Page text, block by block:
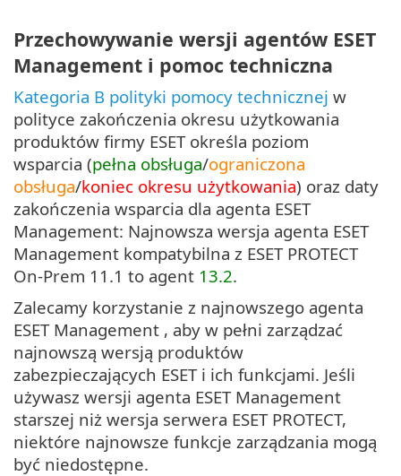
Przechowywanie wersji agentów ESET
Management i pomoc techniczna
Kategoria B polityki pomocy technicznej w
polityce zakończenia okresu użytkowania
produktów firmy ESET określa poziom
wsparcia (pełna obsługa/ograniczona
obsługa/koniec okresu użytkowania) oraz daty
zakończenia wsparcia dla agenta ESET
Management: Najnowsza wersja agenta ESET
Management kompatybilna z ESET PROTECT
On-Prem 11.1 to agent 13.2.
Zalecamy korzystanie z najnowszego agenta
ESET Management , aby w pełni zarządzać
najnowszą wersją produktów
zabezpieczających ESET i ich funkcjami. Jeśli
używasz wersji agenta ESET Management
starszej niż wersja serwera ESET PROTECT,
niektóre najnowsze funkcje zarządzania mogą
być niedostępne.